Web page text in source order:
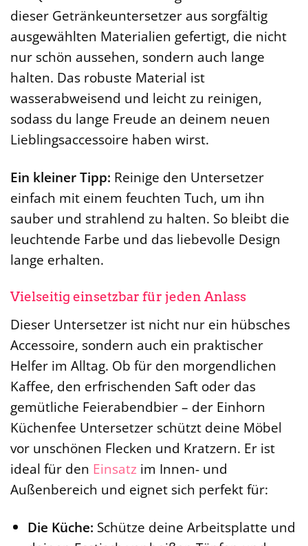
dieser Getränkeuntersetzer aus sorgfältig
ausgewählten Materialien gefertigt, die nicht
nur schön aussehen, sondern auch lange
halten. Das robuste Material ist
wasserabweisend und leicht zu reinigen,
sodass du lange Freude an deinem neuen
Lieblingsaccessoire haben wirst.
Ein kleiner Tipp: Reinige den Untersetzer
einfach mit einem feuchten Tuch, um ihn
sauber und strahlend zu halten. So bleibt die
leuchtende Farbe und das liebevolle Design
lange erhalten.
Vielseitig einsetzbar für jeden Anlass
Dieser Untersetzer ist nicht nur ein hübsches
Accessoire, sondern auch ein praktischer
Helfer im Alltag. Ob für den morgendlichen
Kaffee, den erfrischenden Saft oder das
gemütliche Feierabendbier – der Einhorn
Küchenfee Untersetzer schützt deine Möbel
vor unschönen Flecken und Kratzern. Er ist
ideal für den Einsatz im Innen- und
Außenbereich und eignet sich perfekt für:
Die Küche: Schütze deine Arbeitsplatte und